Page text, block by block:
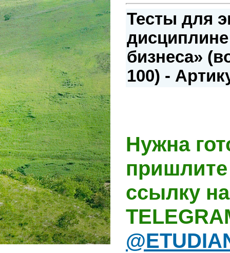
Тесты для
бизнеса»
100) -
Нужна
ссылку